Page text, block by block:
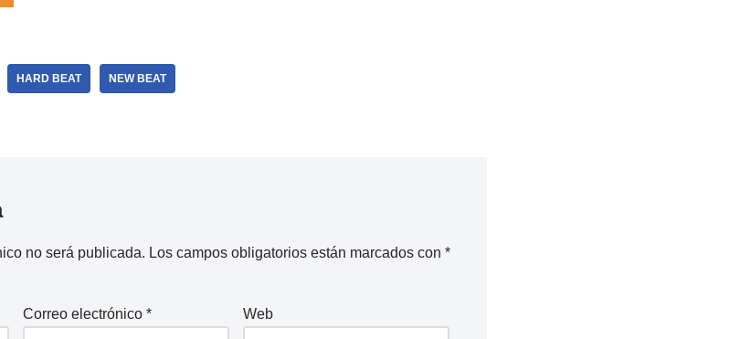
HARD BEAT NEW BEAT
no será publicada. Los campos obligatorios están marcados con *
Correo electrónico * Web